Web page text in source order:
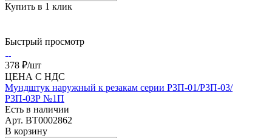
Купить в 1 клик
Быстрый просмотр
378 ₽/шт
ЦЕНА С НДС
Мундштук наружный к резакам серии Р3П-01/Р3П-03/
Р3П-03Р №1П
Есть в наличии
Арт. BT0002862
В корзину